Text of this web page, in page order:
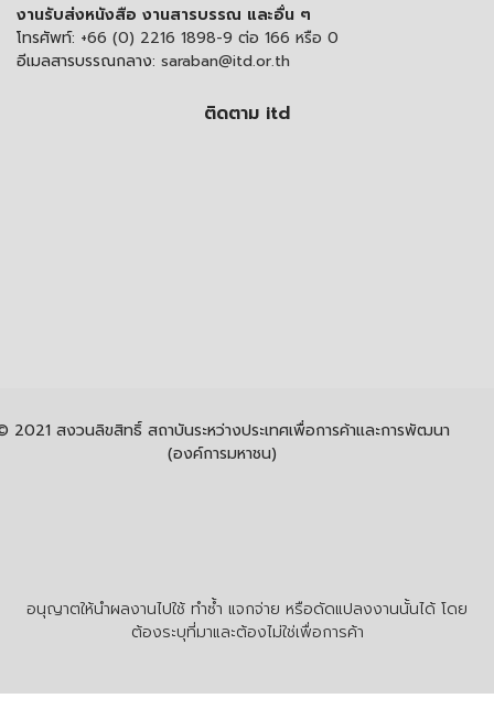
งานรับส่งหนังสือ งานสารบรรณ และอื่น ๆ
โทรศัพท์: +66 (0) 2216 1898-9 ต่อ 166 หรือ 0
อีเมลสารบรรณกลาง: saraban@itd.or.th
ติดตาม itd
อนุญาตให้นำผลงานไปใช้ ทำซ้ำ แจกจ่าย หรือดัดแปลงงานนั้นได้ โดย
ต้องระบุที่มาและต้องไม่ใช่เพื่อการค้า
2021 สงวนลิขสิทธิ์ สถาบันระหว่างประเทศเพื่อการค้าและการพัฒนา
(องค์การมหาชน)